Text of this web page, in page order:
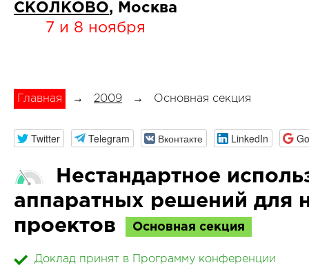
СКОЛКОВО, Москва
7 и 8 ноября
Главная → 2009 → Основная секция
Twitter Telegram Вконтакте LinkedIn
Нестандартное
аппаратных решений для
проектов
Основная секция
Доклад принят в Программу конференции